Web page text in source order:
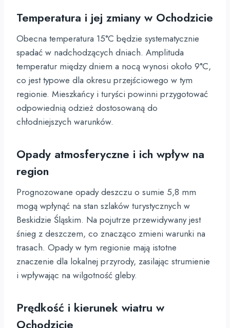
Temperatura i jej zmiany w Ochodzicie
Obecna temperatura 15°C będzie systematycznie
spadać w nadchodzących dniach. Amplituda
temperatur między dniem a nocą wynosi około 9°C,
co jest typowe dla okresu przejściowego w tym
regionie. Mieszkańcy i turyści powinni przygotować
odpowiednią odzież dostosowaną do
chłodniejszych warunków.
Opady atmosferyczne i ich wpływ na
region
Prognozowane opady deszczu o sumie 5,8 mm
mogą wpłynąć na stan szlaków turystycznych w
Beskidzie Śląskim. Na pojutrze przewidywany jest
śnieg z deszczem, co znacząco zmieni warunki na
trasach. Opady w tym regionie mają istotne
znaczenie dla lokalnej przyrody, zasilając strumienie
i wpływając na wilgotność gleby.
Prędkość i kierunek wiatru w
Ochodzicie